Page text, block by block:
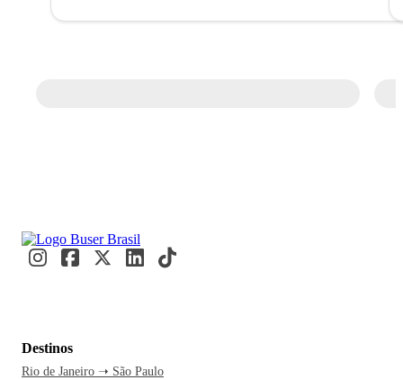
Destinos
Rio de Janeiro ➝ São Paulo